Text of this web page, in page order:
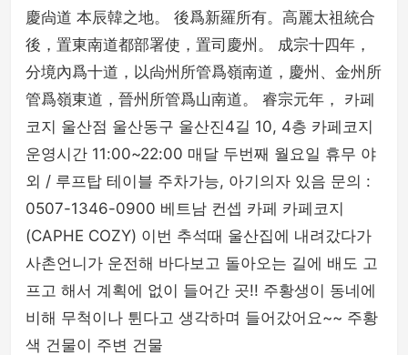
慶尙道 本辰韓之地。 後爲新羅所有。高麗太祖統合
後，置東南道都部署使，置司慶州。 成宗十四年，
分境內爲十道，以尙州所管爲嶺南道，慶州、金州所
管爲嶺東道，晉州所管爲山南道。 睿宗元年， 카페
코지 울산점 울산동구 울산진4길 10, 4층 카페코지
운영시간 11:00~22:00 매달 두번째 월요일 휴무 야
외 / 루프탑 테이블 주차가능, 아기의자 있음 문의 :
0507-1346-0900 베트남 컨셉 카페 카페코지
(CAPHE COZY) 이번 추석때 울산집에 내려갔다가
사촌언니가 운전해 바다보고 돌아오는 길에 배도 고
프고 해서 계획에 없이 들어간 곳!! 주황생이 동네에
비해 무척이나 튄다고 생각하며 들어갔어요~~ 주황
색 건물이 주변 건물